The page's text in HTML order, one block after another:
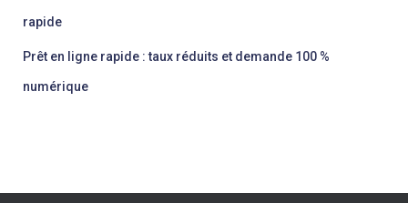
rapide
Prêt en ligne rapide : taux réduits et demande 100 %
numérique